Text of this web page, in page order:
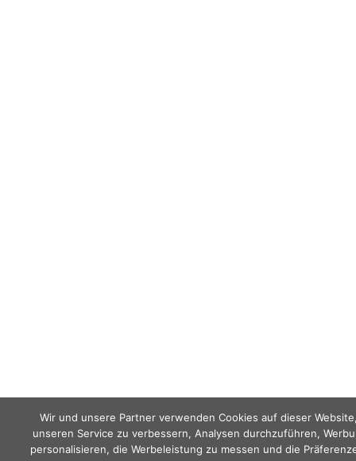
Wir und unsere Partner verwenden Cookies auf dieser
unseren Service zu verbessern, Analysen durchzuführen,
personalisieren, die Werbeleistung zu messen und die